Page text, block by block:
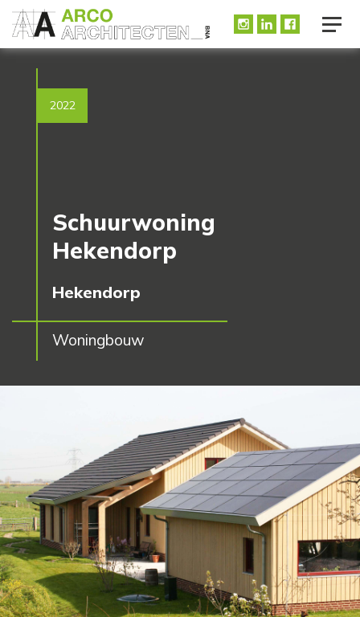
2022
Schuurwoning
Hekendorp
Hekendorp
Woningbouw